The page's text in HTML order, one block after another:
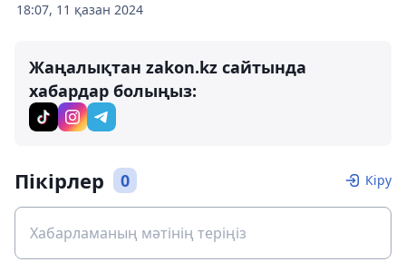
18:07, 11 қазан 2024
Жаңалықтан zakon.kz сайтында
хабардар болыңыз:
Пікірлер 0 Кіру